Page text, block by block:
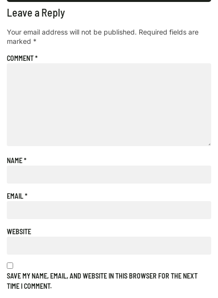
Leave a Reply
Your email address will not be published. Required fields are
marked *
COMMENT*
NAME*
EMAIL*
WEBSITE
SAVE MY NAME, EMAIL, AND WEBSITE IN THIS BROWSER FOR THE NEXT
TIME I COMMENT.